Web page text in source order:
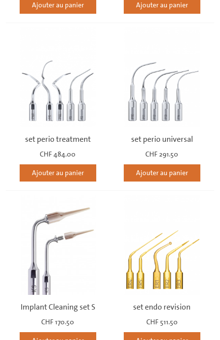
Ajouter au panier Ajouter au panier
set perio treatment
CHF 484.00
Ajouter au panier
set perio universal
CHF 291.50
Ajouter au panier
Implant Cleaning set S
CHF 170.50
set endo revision
CHF 511.50